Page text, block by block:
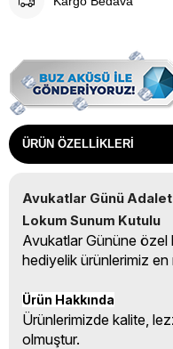
ÜRÜN ÖZELLIKLERI
Avukatlar Günü Adalet
Lokum Sunum Kutulu
Avukatlar Gününe özel
hediyelik ürünlerimiz en
Ürün Hakkında
Ürünlerimizde kalite,
olmuştur.